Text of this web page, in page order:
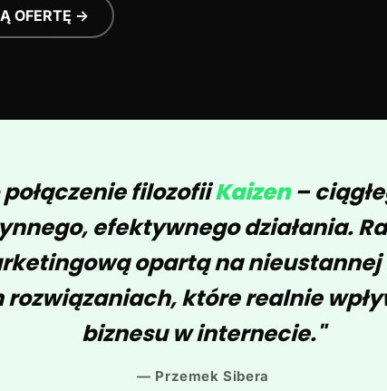
OFERTĘ →
filozofiiKaizen–
efektywnego działania.
opartą na
które realnie
biznesu w internecie."
— Przemek Sibera